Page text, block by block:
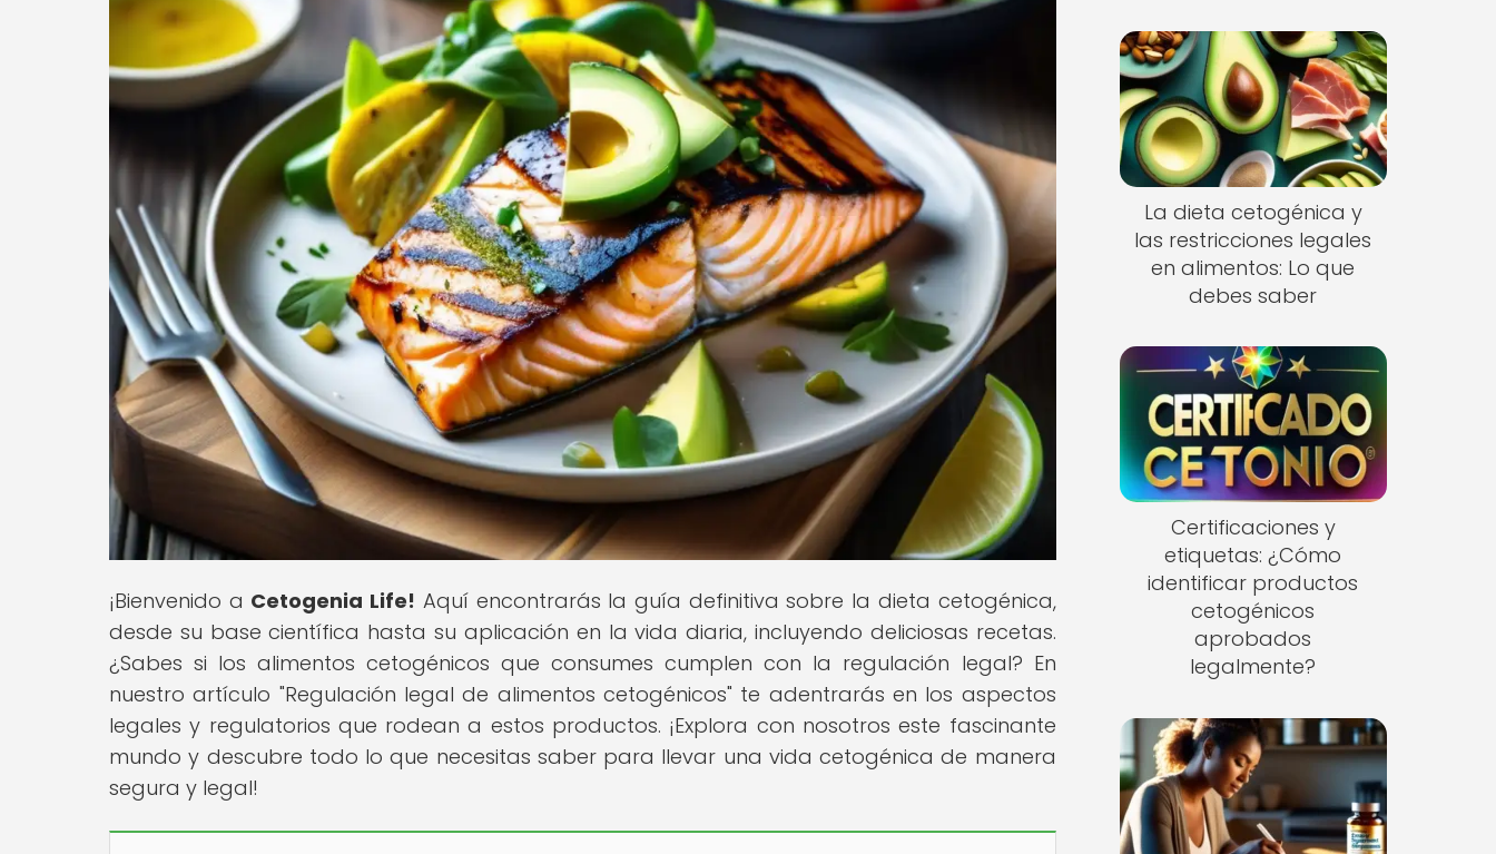
¡Bienvenido a Cetogenia Life! Aquí encontrarás la guía definitiva sobre la dieta cetogénica,
desde su base científica hasta su aplicación en la vida diaria, incluyendo deliciosas recetas.
¿Sabes si los alimentos cetogénicos que consumes cumplen con la regulación legal? En
nuestro artículo "Regulación legal de alimentos cetogénicos" te adentrarás en los aspectos
legales y regulatorios que rodean a estos productos. ¡Explora con nosotros este fascinante
mundo y descubre todo lo que necesitas saber para llevar una vida cetogénica de manera
segura y legal!
La dieta cetogénica y
las restricciones legales
en alimentos: Lo que
debes saber
Certificaciones y
etiquetas: ¿Cómo
identificar productos
cetogénicos
aprobados
legalmente?